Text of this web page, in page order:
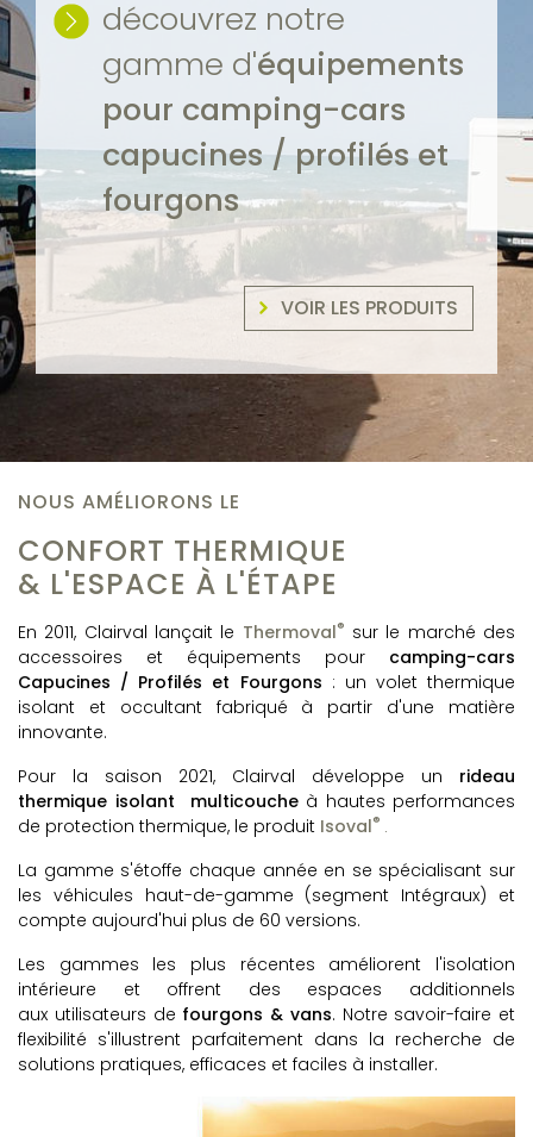
découvrez notre
gamme d'équipements
pour camping-cars
capucines / profilés et
fourgons
VOIR LES PRODUITS
NOUS AMÉLIORONS LE
CONFORT THERMIQUE
& L'ESPACE À L'ÉTAPE
En 2011, Clairval lançait le Thermoval® sur le marché des
accessoires et équipements pour camping-cars
Capucines / Profilés et Fourgons : un volet thermique
isolant et occultant fabriqué à partir d'une matière
innovante.
Pour la saison 2021, Clairval développe un rideau
thermique isolant multicoucheà hautes performances
de protection thermique, le produit Isoval® .
La gamme s'étoffe chaque année en se spécialisant sur
les véhicules haut-de-gamme (segment Intégraux) et
compte aujourd'hui plus de 60 versions.
Les gammes les plus récentes améliorent l'isolation
intérieure et offrent des espaces additionnels
aux utilisateurs de fourgons & vans. Notre savoir-faire et
flexibilité s'illustrent parfaitement dans la recherche de
solutions pratiques, efficaces et faciles à installer.